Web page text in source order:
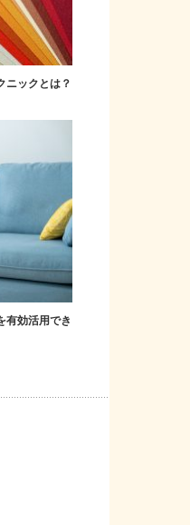
ニックとは？
有効活用でき